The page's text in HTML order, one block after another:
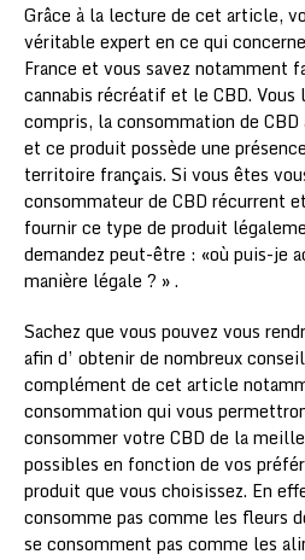
Grâce à la lecture de cet article,
véritable expert en ce qui
France et vous savez notamment
cannabis récréatif et le CBD. Vous
compris, la consommation de
et ce produit possède une
territoire français. Si vous êtes
consommateur de CBD récurrent
fournir ce type de produit
demandez peut-être : «où puis-je
manière légale ? » .
Sachez que vous pouvez vous
afin d’ obtenir de nombreux
complément de cet article
consommation qui vous
consommer votre CBD de la
possibles en fonction de vos
produit que vous choisissez. En
consomme pas comme les fleurs
se consomment pas comme les